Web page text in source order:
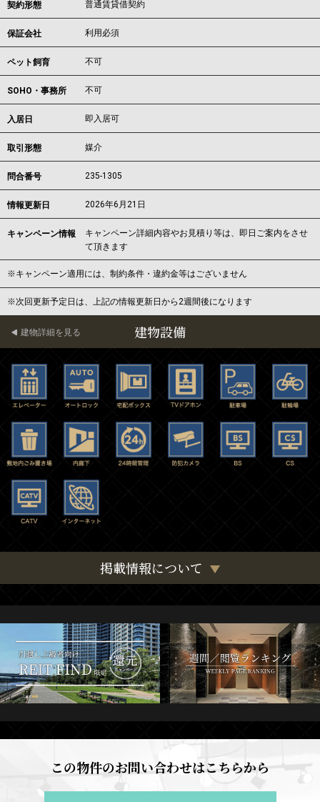
契約形態 普通賃貸借契約
保証会社 利用必須
ペット飼育 不可
SOHO・事務所 不可
入居日 即入居可
取引形態 媒介
問合番号 235-1305
情報更新日 2026年6月21日
キャンペーン情報
キャンペーン詳細内容やお見積り等は、即日ご案内をさせ
て頂きます
※キャンペーン適用には、制約条件・違約金等はございません
※次回更新予定日は、上記の情報更新日から2週間後になります
建物設備
建物詳細を見る
掲載情報について
この物件のお問い合わせはこちらから